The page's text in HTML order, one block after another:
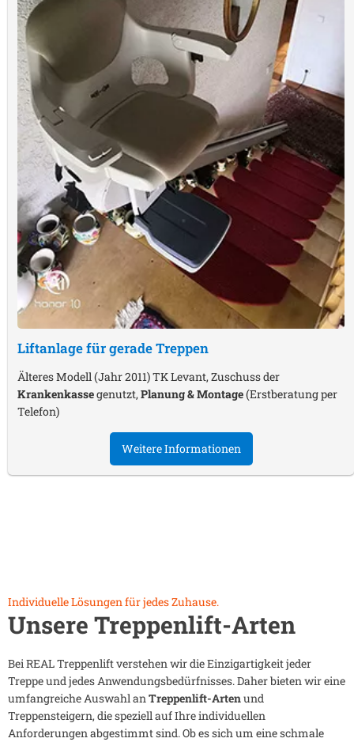
Liftanlage für gerade Treppen
Älteres Modell (Jahr 2011) TK Levant, Zuschuss der
Krankenkassegenutzt,Planung & Montage(Erstberatung per
Telefon)
Weitere Informationen
Individuelle Lösungen für jedes Zuhause.
Unsere Treppenlift-Arten
Bei REAL Treppenlift verstehen wir die Einzigartigkeit jeder
Treppe und jedes Anwendungsbedürfnisses. Daher bieten wir eine
umfangreiche Auswahl anTreppenlift-Artenund
Treppensteigern, die speziell auf Ihre individuellen
Anforderungen abgestimmt sind. Ob es sich um eine schmale